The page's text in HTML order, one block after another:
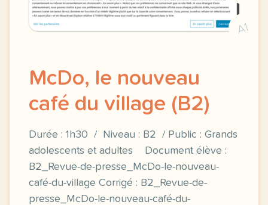
A1
McDo, le nouveau
café du village (B2)
Durée : 1h30 / Niveau : B2 / Public : Grands
adolescents et adultes Document élève :
B2_Revue-de-presse_McDo-le-nouveau-
café-du-village Corrigé : B2_Revue-de-
presse_McDo-le-nouveau-café-du-